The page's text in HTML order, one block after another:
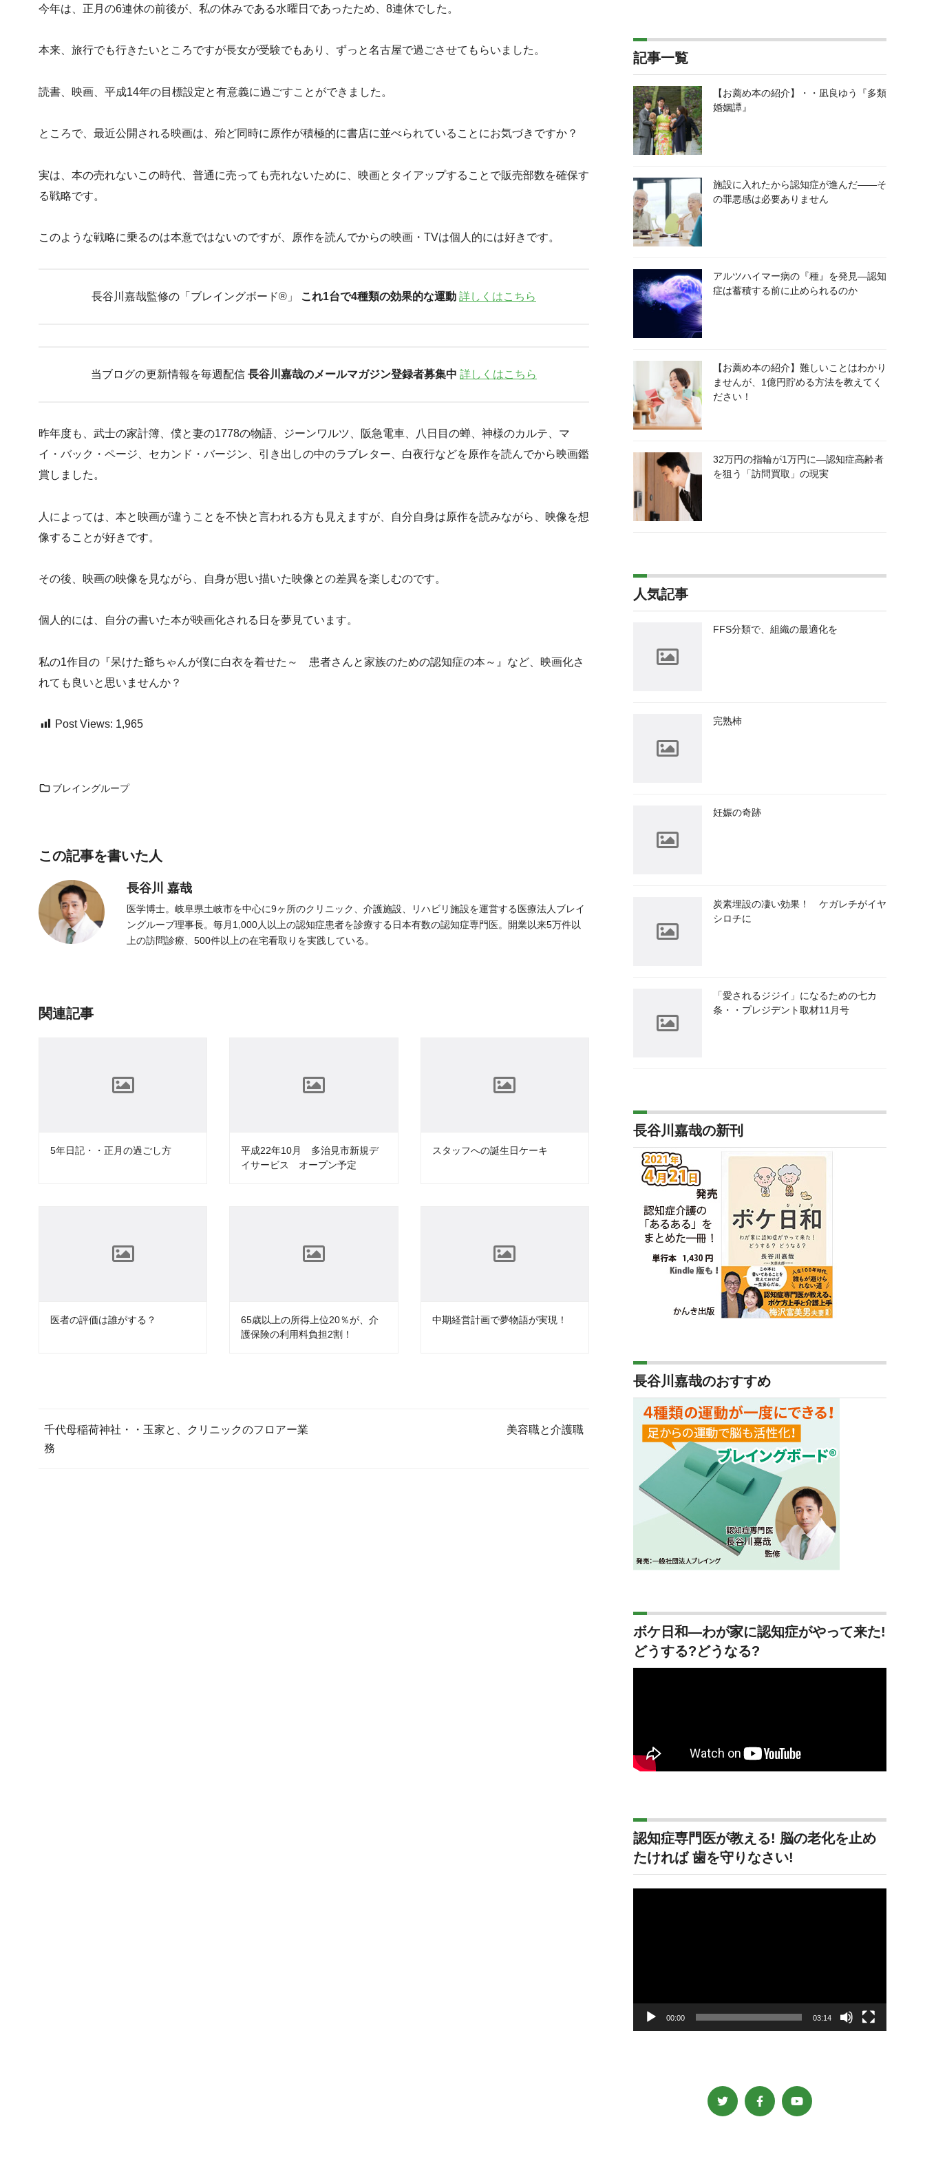
今年は、正月の6連休の前後が、私の休みである水曜日であったため、8連休でした。
本来、旅行でも行きたいところですが長女が受験でもあり、ずっと名古屋で過ごさせてもらいました。
読書、映画、平成14年の目標設定と有意義に過ごすことができました。
ところで、最近公開される映画は、殆ど同時に原作が積極的に書店に並べられていることにお気づきですか？
実は、本の売れないこの時代、普通に売っても売れないために、映画とタイアップすることで販売部数を確保す
る戦略です。
このような戦略に乗るのは本意ではないのですが、原作を読んでからの映画・TVは個人的には好きです。
長谷川嘉哉監修の「ブレイングボード®︎」 これ1台で4種類の効果的な運動 詳しくはこちら
当ブログの更新情報を毎週配信 長谷川嘉哉のメールマガジン登録者募集中 詳しくはこちら
昨年度も、武士の家計簿、僕と妻の1778の物語、ジーンワルツ、阪急電車、八日目の蝉、神様のカルテ、マ
イ・バック・ページ、セカンド・バージン、引き出しの中のラブレター、白夜行などを原作を読んでから映画鑑
賞しました。
人によっては、本と映画が違うことを不快と言われる方も見えますが、自分自身は原作を読みながら、映像を想
像することが好きです。
その後、映画の映像を見ながら、自身が思い描いた映像との差異を楽しむのです。
個人的には、自分の書いた本が映画化される日を夢見ています。
私の1作目の『呆けた爺ちゃんが僕に白衣を着せた～ 患者さんと家族のための認知症の本～』など、映画化さ
れても良いと思いませんか？
Post Views: 1,965
ブレイングループ
この記事を書いた人
長谷川 嘉哉
医学博士。岐阜県土岐市を中心に9ヶ所のクリニック、介護施設、リハビリ施設を運営する医療法人ブレイ
ングループ理事長。毎月1,000人以上の認知症患者を診療する日本有数の認知症専門医。開業以来5万件以
上の訪問診療、500件以上の在宅看取りを実践している。
関連記事
5年日記・・正月の過ごし方
平成22年10月 多治見市新規デ
イサービス オープン予定
スタッフへの誕生日ケーキ
医者の評価は誰がする？
65歳以上の所得上位20％が、介
護保険の利用料負担2割！
中期経営計画で夢物語が実現！
千代母稲荷神社・・玉家と、クリニックのフロアー業
務
美容職と介護職
記事一覧
【お薦め本の紹介】・・凪良ゆう『多類
婚姻譚』
施設に入れたから認知症が進んだ――そ
の罪悪感は必要ありません
アルツハイマー病の『種』を発見―認知
症は蓄積する前に止められるのか
【お薦め本の紹介】難しいことはわかり
ませんが、1億円貯める方法を教えてく
ださい！
32万円の指輪が1万円に―認知症高齢者
を狙う「訪問買取」の現実
人気記事
FFS分類で、組織の最適化を
完熟柿
妊娠の奇跡
炭素埋設の凄い効果！ ケガレチがイヤ
シロチに
「愛されるジジイ」になるための七カ
条・・プレジデント取材11月号
長谷川嘉哉の新刊
長谷川嘉哉のおすすめ
ボケ日和―わが家に認知症がやって来た!
どうする?どうなる?
認知症専門医が教える! 脳の老化を止め
たければ 歯を守りなさい!
00:00 03:14